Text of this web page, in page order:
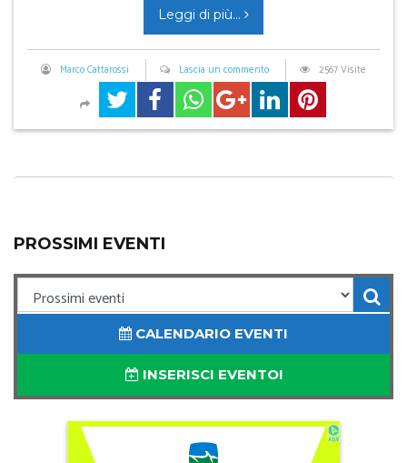
Leggi di più...
Marco Cattarossi Lascia un commento 2567 Visite
PROSSIMI EVENTI
CALENDARIO EVENTI
INSERISCI EVENTO!